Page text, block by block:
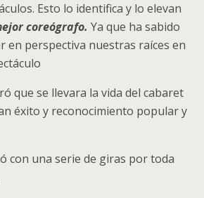
Esto lo identifica y lo elevan
coreógrafo. Ya que ha sabido
en perspectiva nuestras raíces en
que se llevara la vida del cabaret
éxito y reconocimiento popular y
con una serie de giras por toda